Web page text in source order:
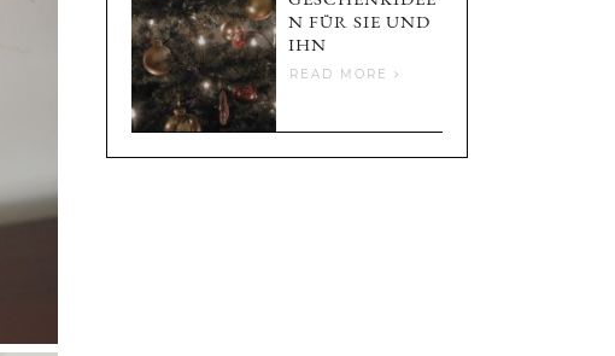
N FÜR SIE UND
IHN
READ MORE